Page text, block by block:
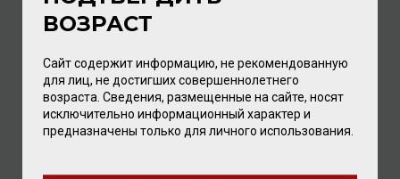
San Pellegrino 0,75л
336.00 ₽
ВОЗРАСТ
Сайт содержит информацию, не рекомендованную
для лиц, не достигших совершеннолетнего
возраста. Сведения, размещенные на сайте, носят
исключительно информационный характер и
предназначены только для личного использования.